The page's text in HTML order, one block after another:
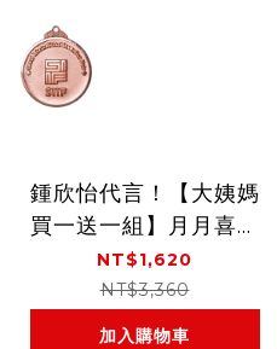
鍾欣怡代言！【大姨媽
買一送一組】月月喜悅
飲(15包/盒) 2盒組
NT$1,620
NT$3,360
加入購物車